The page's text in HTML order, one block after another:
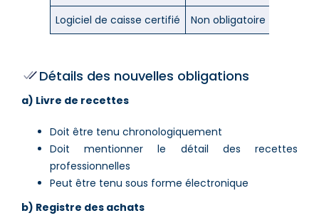
Logiciel de caisse certifié
Non obligatoire
Détails des nouvelles obligations
a) Livre de recettes
Doit être tenu chronologiquement
Doit mentionner le détail des recettes
professionnelles
Peut être tenu sous forme électronique
b) Registre des achats